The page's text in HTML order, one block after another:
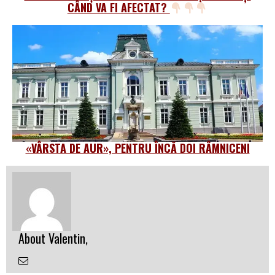
CÂND VA FI AFECTAT?
«VÂRSTA DE AUR», PENTRU ÎNCĂ DOI RÂMNICENI
About Valentin,
Email